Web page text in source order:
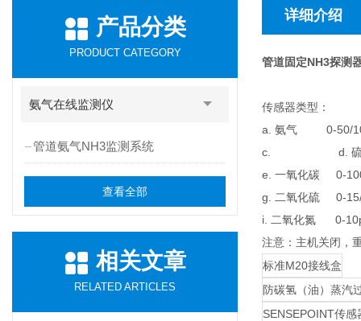
产品分类
PRODUCT CATEGORY
氨气在线监测仪
管道氨气NH3监测系统
查看全部
相关文章
RELATED ARTICLES
详细介绍
管道固定NH3探测
传感器类型：
a. 氨气 0-50/
c. d. 硫化
e. 一氧化碳 0-
g. 二氧化硫 0-
i. 二氧化氮 0-
注意：主机关闭，
标准M20接线盒
防碳氢（油）蒸汽
SENSEPOINT传感